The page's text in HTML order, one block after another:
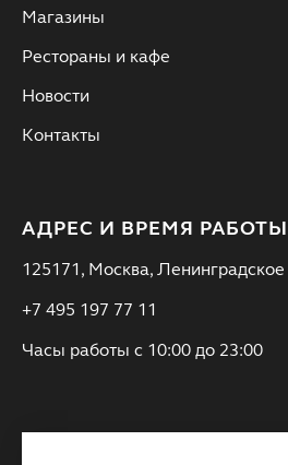
Магазины
Рестораны и кафе
Новости
Контакты
АДРЕС И ВРЕМЯ РАБОТЫ
125171, Москва,
+7 495 197 77 11
Часы работы с 10:00 до 23:00